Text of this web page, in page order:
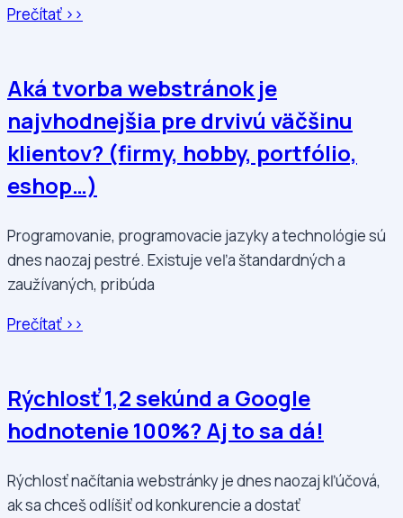
Prečítať >>
Aká tvorba webstránok je
najvhodnejšia pre drvivú väčšinu
klientov? (firmy, hobby, portfólio,
eshop…)
Programovanie, programovacie jazyky a technológie sú
dnes naozaj pestré. Existuje veľa štandardných a
zaužívaných, pribúda
Prečítať >>
Rýchlosť 1,2 sekúnd a Google
hodnotenie 100%? Aj to sa dá!
Rýchlosť načítania webstránky je dnes naozaj kľúčová,
ak sa chceš odlíšiť od konkurencie a dostať